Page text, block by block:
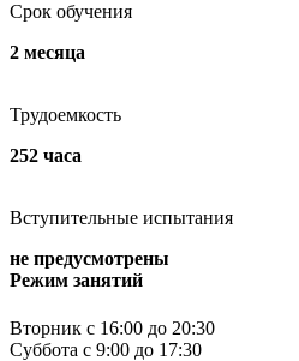
Срок обучения
2 месяца
Трудоемкость
252 часа
Вступительные испытания
не предусмотрены
Режим занятий
Вторник с 16:00 до 20:30
Суббота с 9:00 до 17:30